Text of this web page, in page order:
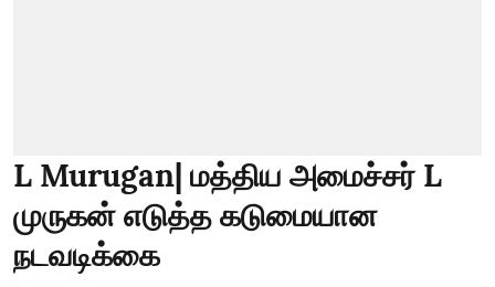
L Murugan| மத்திய அமைச்சர் L
முருகன் எடுத்த கடுமையான
நடவடிக்கை